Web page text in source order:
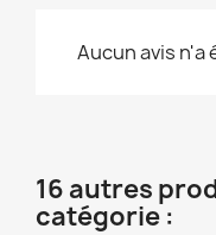
Aucun avis n'a
16 autres
catégorie :